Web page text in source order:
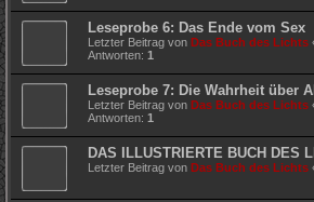
Leseprobe 6: Das Ende vom Sex
Letzter Beitrag von Das Buch des Lichts
Antworten: 1
Leseprobe 7: Die Wahrheit über
Letzter Beitrag von Das Buch des Lichts
Antworten: 1
DAS ILLUSTRIERTE BUCH DES
Letzter Beitrag von Das Buch des Lichts